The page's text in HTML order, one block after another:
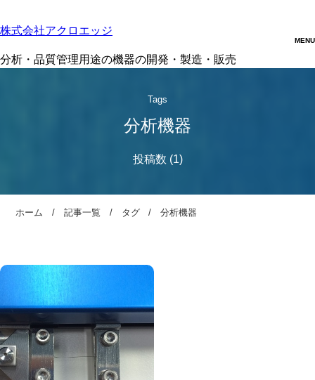
株式会社アクロエッジ
分析・品質管理用途の機器の開発・製造・販売
Tags
分析機器
ホーム 記事一覧 タグ 分析機器